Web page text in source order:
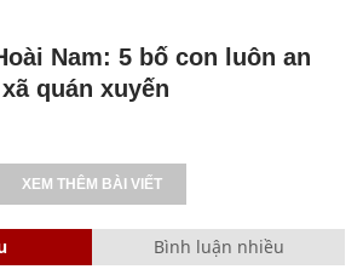
Nam: 5 bố con luôn an
quán xuyến
XEM THÊM BÀI VIẾT
Bình luận nhiều